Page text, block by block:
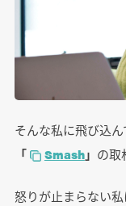
そんな私に飛び込ん
「
Smash」 の取
怒りが止まらない